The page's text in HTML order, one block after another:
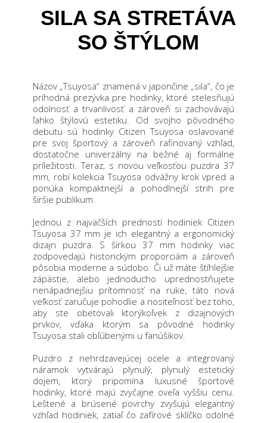
SILA SA STRETÁVA
SO ŠTÝLOM
Názov „Tsuyosa“ znamená v japončine „sila“, čo je
príhodná prezývka pre hodinky, ktoré stelesňujú
odolnosť a trvanlivosť a zároveň si zachovávajú
ľahko štýlovú estetiku. Od svojho pôvodného
debutu sú hodinky Citizen Tsuyosa oslavované
pre svoj športový a zároveň rafinovaný vzhľad,
dostatočne univerzálny na bežné aj formálne
príležitosti. Teraz, s novou veľkosťou puzdra 37
mm, robí kolekcia Tsuyosa odvážny krok vpred a
ponúka kompaktnejší a pohodlnejší strih pre
širšie publikum.
Jednou z najväčších predností hodiniek Citizen
Tsuyosa 37 mm je ich elegantný a ergonomický
dizajn puzdra. S šírkou 37 mm hodinky viac
zodpovedajú historickým proporciám a zároveň
pôsobia moderne a súdobo. Či už máte štíhlejšie
zápästie, alebo jednoducho uprednostňujete
nenápadnejšiu prítomnosť na ruke, táto nová
veľkosť zaručuje pohodlie a nositeľnosť bez toho,
aby ste obetovali ktorýkoľvek z dizajnových
prvkov, vďaka ktorým sa pôvodné hodinky
Tsuyosa stali obľúbenými u fanúšikov.
Puzdro z nehrdzavejúcej ocele a integrovaný
náramok vytvárajú plynulý, plynulý estetický
dojem, ktorý pripomína luxusné športové
hodinky, ktoré majú zvyčajne oveľa vyššiu cenu.
Leštené a brúsené povrchy zvyšujú elegantný
vzhľad hodiniek, zatiaľ čo zafírové sklíčko odolné